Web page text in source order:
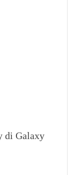
di Galaxy